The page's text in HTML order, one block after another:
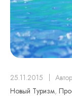
25.11.2015
Новый Туризм,